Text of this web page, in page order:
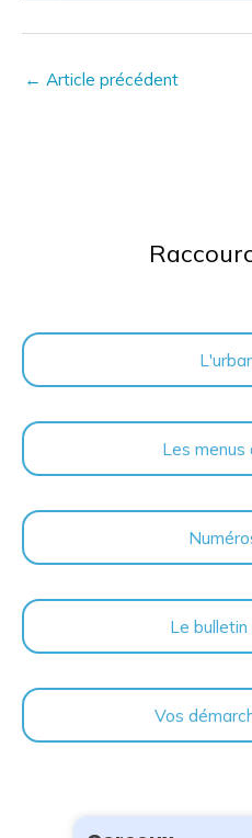
← Article précédent
Les menus
Le bulletin
Vos